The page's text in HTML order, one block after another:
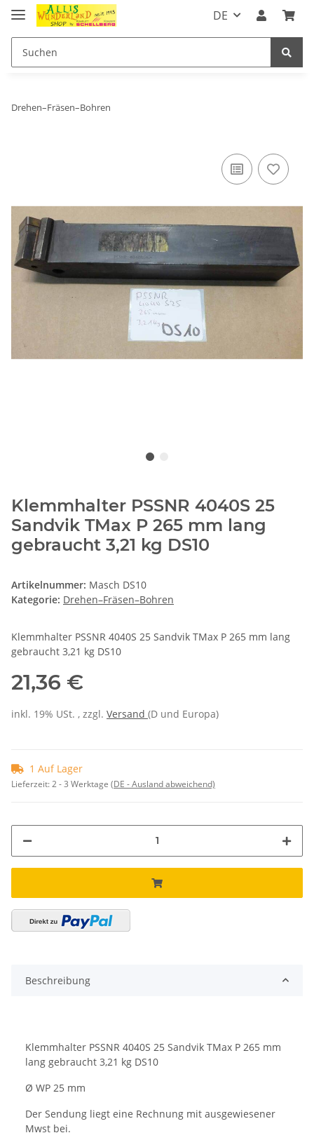
DE
Drehen–Fräsen–Bohren
Klemmhalter PSSNR 4040S 25
Sandvik TMax P 265 mm lang
gebraucht 3,21 kg DS10
Artikelnummer: Masch DS10
Kategorie: Drehen–Fräsen–Bohren
Klemmhalter PSSNR 4040S 25 Sandvik TMax P 265 mm lang
gebraucht 3,21 kg DS10
21,36 €
inkl. 19% USt. , zzgl. Versand (D und Europa)
1 Auf Lager
Lieferzeit:2 - 3 Werktage (DE - Ausland abweichend)
Beschreibung
Klemmhalter PSSNR 4040S 25 Sandvik TMax P 265 mm
lang gebraucht 3,21 kg DS10
Ø WP 25 mm
Der Sendung liegt eine Rechnung mit ausgewiesener
Mwst bei.